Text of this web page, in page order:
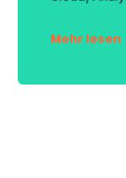
Mehr lesen